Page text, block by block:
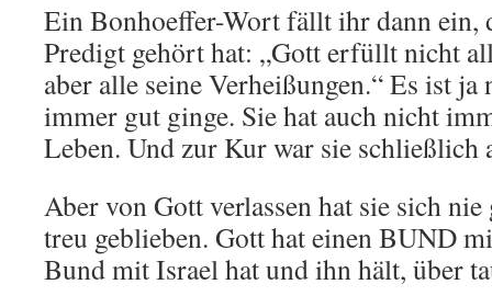
Ein Bonhoeffer-Wort fällt ihr dann ein,
Predigt gehört hat: „Gott erfüllt nicht
aber alle seine Verheißungen.“ Es ist ja
immer gut ginge. Sie hat auch nicht
Leben. Und zur Kur war sie schließlich
Aber von Gott verlassen hat sie sich
treu geblieben. Gott hat einen BUND
Bund mit Israel hat und ihn hält, über